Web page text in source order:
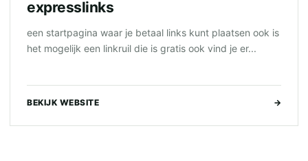
expresslinks
een startpagina waar je betaal links kunt plaatsen ook is
het mogelijk een linkruil die is gratis ook vind je er...
BEKIJK WEBSITE →